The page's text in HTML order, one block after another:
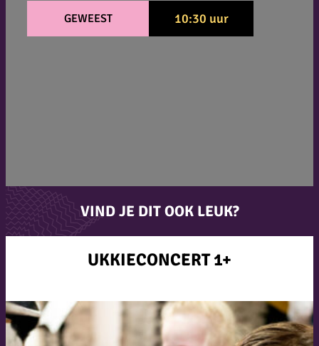
GEWEEST 10:30 uur
VIND JE DIT OOK LEUK?
UKKIECONCERT 1+